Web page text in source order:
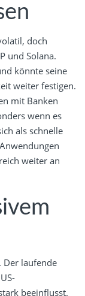
doch
und Solana.
könnte seine
weiter festigen.
mit Banken
wenn es
als schnelle
weiter an
Der laufende
beeinflusst.